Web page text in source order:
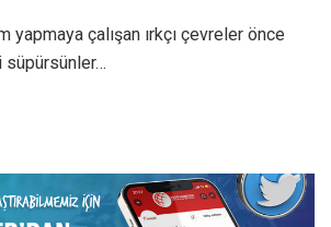
yapmaya çalışan ırkçı çevreler önce
süpürsünler…